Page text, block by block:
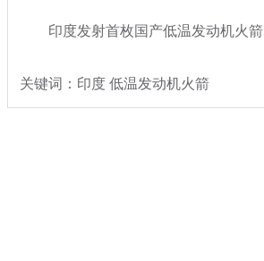
印度发射首枚国产低温发动机火箭
关键词：印度 低温发动机火箭